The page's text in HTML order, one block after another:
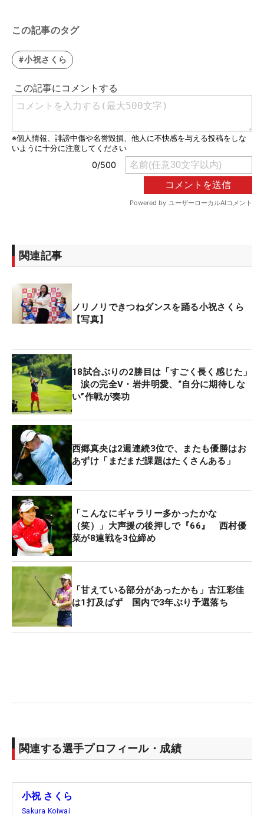
この記事のタグ
#小祝さくら
関連記事
ノリノリできつねダンスを踊る小祝さくら
【写真】
18試合ぶりの2勝目は「すごく長く感じた」
涙の完全V・岩井明愛、“自分に期待しな
い”作戦が奏功
西郷真央は2週連続3位で、またも優勝はお
あずけ「まだまだ課題はたくさんある」
「こんなにギャラリー多かったかな
（笑）」大声援の後押しで『66』 西村優
菜が8連戦を3位締め
「甘えている部分があったかも」古江彩佳
は1打及ばず 国内で3年ぶり予選落ち
関連する選手プロフィール・成績
小祝 さくら
Sakura Koiwai